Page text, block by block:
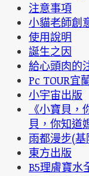
注意事項
小貓老師創
使用說明
誕生之因
給心頭肉的
Pc TOUR宜
小宇宙出版
《小寶貝
貝，你知道
雨都漫步(
東方出版
B5理膚寶水